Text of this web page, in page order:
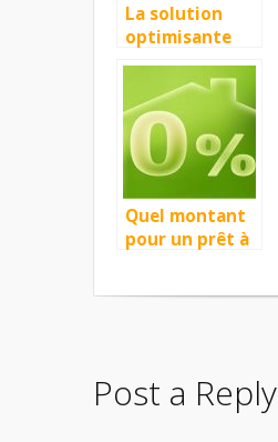
La solution
optimisante
pour la
perception de
revenus
immobiliers
Quel montant
pour un prêt à
Post a Reply